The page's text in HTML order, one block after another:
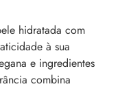
hidratada com
à sua
e ingredientes
combina